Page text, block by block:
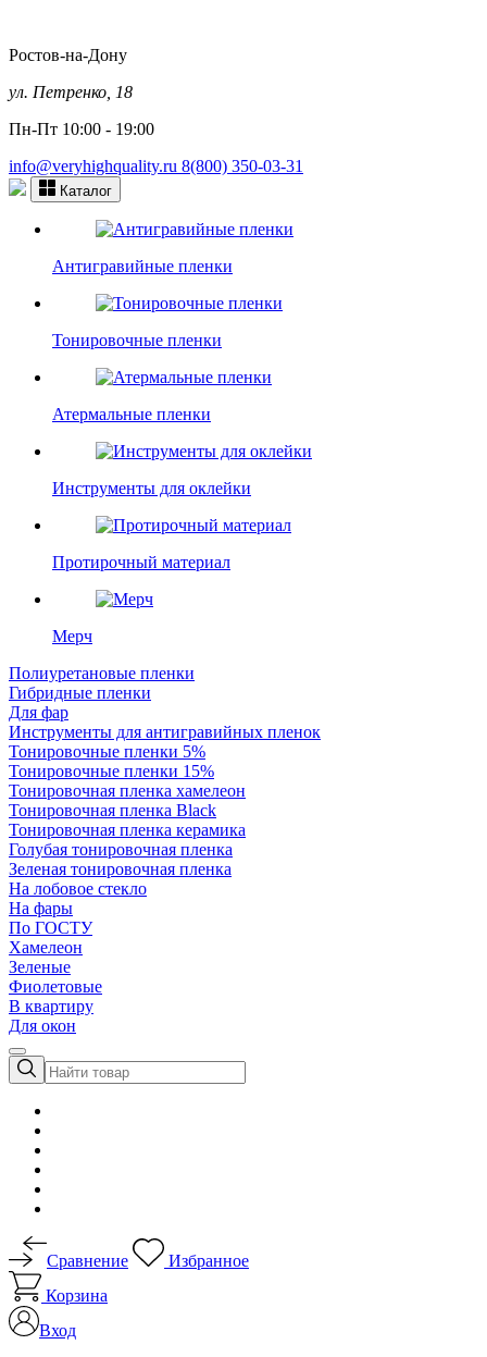
Ростов-на-Дону
ул. Петренко, 18
Пн-Пт 10:00 - 19:00
info@veryhighquality.ru 8(800) 350-03-31
Каталог
Антигравийные пленки
Тонировочные пленки
Атермальные пленки
Инструменты для оклейки
Протирочный материал
Мерч
Полиуретановые пленки
Гибридные пленки
Для фар
Инструменты для антигравийных пленок
Тонировочные пленки 5%
Тонировочные пленки 15%
Тонировочная пленка хамелеон
Тонировочная пленка Black
Тонировочная пленка керамика
Голубая тонировочная пленка
Зеленая тонировочная пленка
На лобовое стекло
На фары
По ГОСТУ
Хамелеон
Зеленые
Фиолетовые
В квартиру
Для окон
Сравнение
Избранное
Корзина
Вход